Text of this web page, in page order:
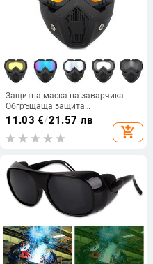
Защитна маска на заварчика
Обгръщаща защита
Огнеустойчиви очила за
заваряване Дишащи очила за
заваряване на цялото лице
11.03 €/21.57 лв
add_shopping_cart